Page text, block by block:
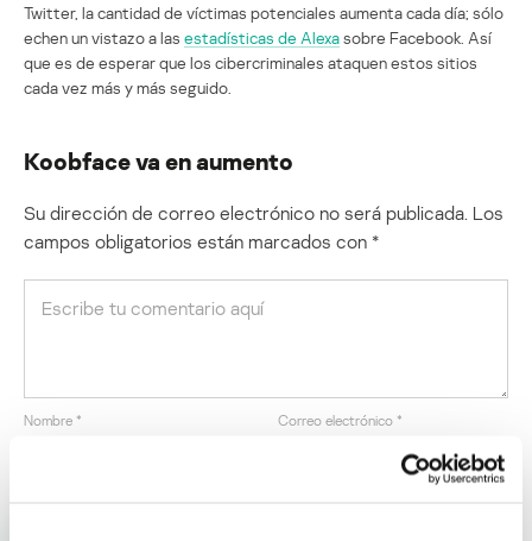
Twitter, la cantidad de víctimas potenciales aumenta cada día; sólo
echen un vistazo a las estadísticas de Alexasobre Facebook. Así
que es de esperar que los cibercriminales ataquen estos sitios
cada vez más y más seguido.
Koobface va en aumento
Su dirección de correo electrónico no será publicada. Los
campos obligatorios están marcados con *
Nombre * Correo electrónico *